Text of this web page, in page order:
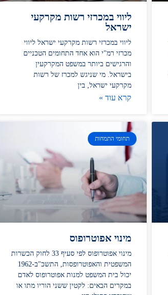
ליווי במכרזי רשות מקרקעי
ישראל
ליווי במכרזי רשות מקרקעי ישראל ליווי
מכרזי רמ"י הוא אחד התחומים הטכניים
והרגישים ביותר במשפט המקרקעין
בישראל. מי שניגש למכרז של רשות
מקרקעי ישראל, בין
קרא עוד »
תחומי התמחות
מינוי אפוטרופוס
מינוי אפוטרופוס לפי סעיף 33 לחוק הכשרות
המשפטית והאפוטרופסות, התשכ"ב-1962
יכול בית המשפט למנות אפוטרופוס לאדם
במקרים הבאים: לקטין ששני הוריו מתו או